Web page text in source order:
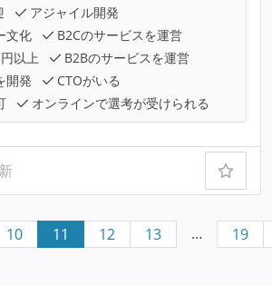
アジャイル開発
文化
B2Cのサービスを運営
以上
B2Bのサービスを運営
開発
CTOがいる
オンラインで選考が受けられる
10 11 12 13 … 19